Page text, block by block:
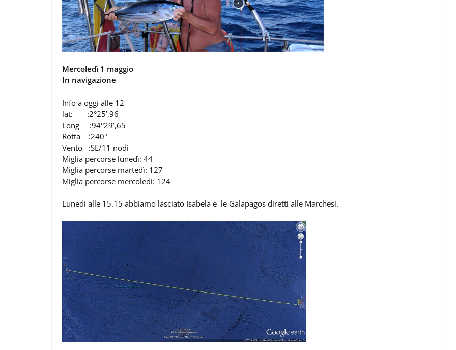
Mercoledì 1 maggio
In navigazione
Info a oggi alle 12
lat: :2°25’,96
Long :94°29’,65
Rotta :240°
Vento :SE/11 nodi
Miglia percorse lunedì: 44
Miglia percorse martedì: 127
Miglia percorse mercoledì: 124
Lunedì alle 15.15 abbiamo lasciato Isabela e le Galapagos diretti alle Marchesi.